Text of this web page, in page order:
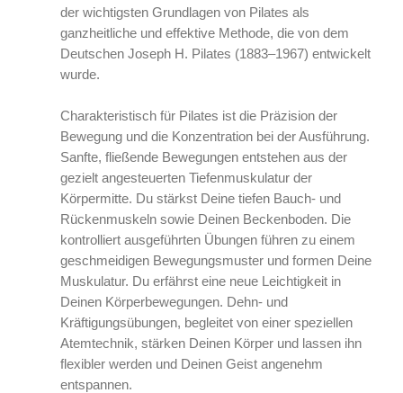
der wichtigsten Grundlagen von Pilates als
ganzheitliche und effektive Methode, die von dem
Deutschen Joseph H. Pilates (1883–1967) entwickelt
wurde.
Charakteristisch für Pilates ist die Präzision der
Bewegung und die Konzentration bei der Ausführung.
Sanfte, fließende Bewegungen entstehen aus der
gezielt angesteuerten Tiefenmuskulatur der
Körpermitte. Du stärkst Deine tiefen Bauch- und
Rückenmuskeln sowie Deinen Beckenboden. Die
kontrolliert ausgeführten Übungen führen zu einem
geschmeidigen Bewegungsmuster und formen Deine
Muskulatur. Du erfährst eine neue Leichtigkeit in
Deinen Körperbewegungen. Dehn- und
Kräftigungsübungen, begleitet von einer speziellen
Atemtechnik, stärken Deinen Körper und lassen ihn
flexibler werden und Deinen Geist angenehm
entspannen.